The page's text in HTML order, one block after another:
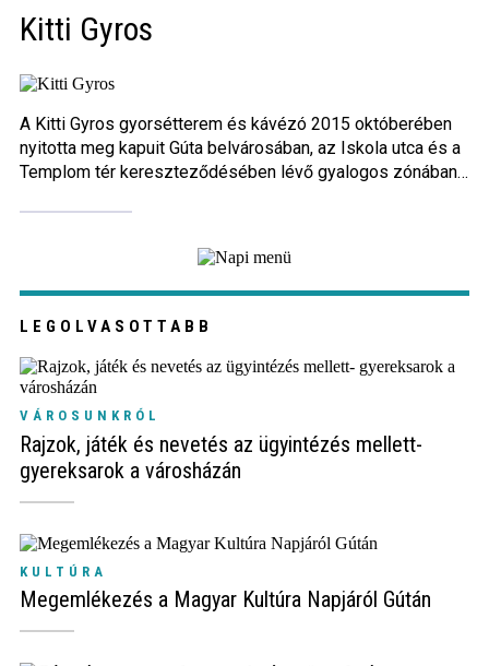
Közigazgatás
Időjárás
Kultúra
PR
Sport
Kapcsolat
Kitti Gyros
A Kitti Gyros gyorsétterem és kávézó 2015 októberében
nyitotta meg kapuit Gúta belvárosában, az Iskola utca és a
Templom tér kereszteződésében lévő gyalogos zónában,
teljes mértékben családi, munkatársaink is kizárólag
gútaiak. Rendelkezünk terasszal, tágas és hangulatos
vendégtérrel, ahol otthon érezheted magad, akár
reggelizni, ebédelni, vagy kávézni szeretnél. Lelkes
csapatunk baráti…
LEGOLVASOTTABB
VÁROSUNKRÓL
Rajzok, játék és nevetés az ügyintézés mellett-
gyereksarok a városházán
KULTÚRA
Megemlékezés a Magyar Kultúra Napjáról Gútán